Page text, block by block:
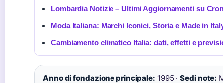
Lombardia Notizie – Ultimi Aggiornamenti su
Moda Italiana: Marchi Iconici, Storia e Made in
Cambiamento climatico Italia: dati, effetti e
Anno di fondazione principale: 1995 ·Sedi note: